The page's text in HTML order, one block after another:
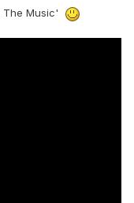
The Music'